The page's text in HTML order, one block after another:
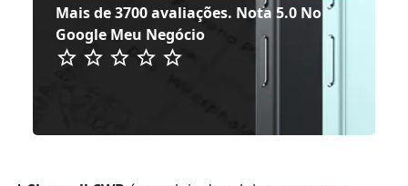
Mais de 3700 avaliações. Nota 5.0 No
Google Meu Negócio